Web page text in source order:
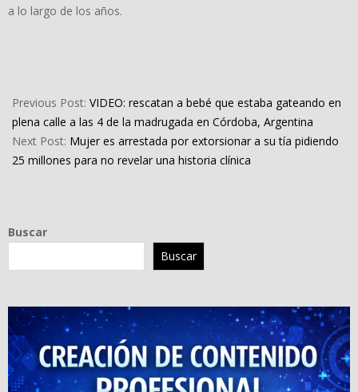
a lo largo de los años.
05-
15
Previous Post: VIDEO: rescatan a bebé que estaba gateando en
plena calle a las 4 de la madrugada en Córdoba, Argentina
Next Post: Mujer es arrestada por extorsionar a su tía pidiendo
25 millones para no revelar una historia clínica
Buscar
Buscar